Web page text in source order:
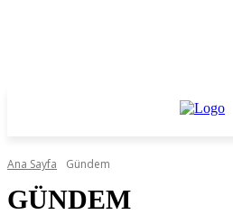
Ana Sayfa Gündem
GÜNDEM